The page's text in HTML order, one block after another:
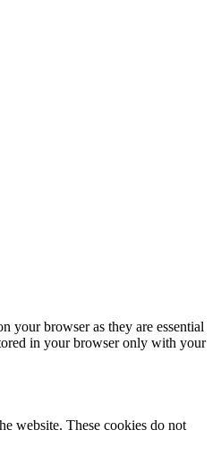
your browser as they are essential
in your browser only with your
website. These cookies do not